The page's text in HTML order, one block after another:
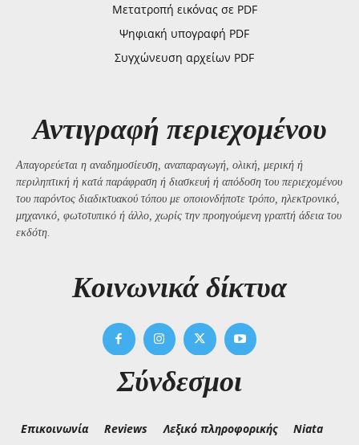
Μετατροπή εικόνας σε PDF
Ψηφιακή υπογραφή PDF
Συγχώνευση αρχείων PDF
Αντιγραφή περιεχομένου
Απαγορεύεται η αναδημοσίευση, αναπαραγωγή, ολική, μερική ή
περιληπτική ή κατά παράφραση ή διασκευή ή απόδοση του περιεχομένου
του παρόντος διαδικτυακού τόπου με οποιονδήποτε τρόπο, ηλεκτρονικό,
μηχανικό, φωτοτυπικό ή άλλο, χωρίς την προηγούμενη γραπτή άδεια του
εκδότη.
Kοινωνικά δίκτυα
Σύνδεσμοι
Επικοινωνία Reviews Λεξικό πληροφορικής Niata